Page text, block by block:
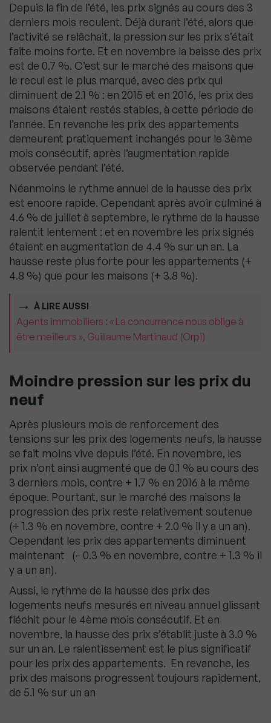
Depuis la fin de l’été, les prix signés au cours des 3
derniers mois reculent. Déjà durant l’été, alors que
l’activité se relâchait, la pression sur les prix s’était
faite moins forte. Et en novembre la baisse des prix
est de 0.7 %. C’est sur le marché des maisons que
le recul est le plus marqué, avec des prix qui
diminuent de 2.1 % : en 2015 et en 2016, les prix des
maisons étaient restés stables, à cette période de
l’année. En revanche les prix des appartements
demeurent pratiquement inchangés pour le 3ème
mois consécutif, après l’augmentation rapide
observée pendant l’été.
Néanmoins le rythme annuel de la hausse des prix
est encore rapide. Cependant après avoir culminé à
4.6 % de juillet à septembre, le rythme de la hausse
ralentit lentement : et en novembre les prix signés
étaient en augmentation de 4.4 % sur un an. La
hausse reste plus forte pour les appartements (+
4.8 %) que pour les maisons (+ 3.8 %).
À LIRE AUSSI
Agents immobiliers : « La concurrence nous oblige à
être meilleurs », Guillaume Martinaud (Orpi)
Moindre pression sur les prix du
neuf
Après plusieurs mois de renforcement des
tensions sur les prix des logements neufs, la hausse
se fait moins vive depuis l’été. En novembre, les
prix n’ont ainsi augmenté que de 0.1 % au cours des
3 derniers mois, contre + 1.7 % en 2016 à la même
époque. Pourtant, sur le marché des maisons la
progression des prix reste relativement soutenue
(+ 1.3 % en novembre, contre + 2.0 % il y a un an).
Cependant les prix des appartements diminuent
maintenant (- 0.3 % en novembre, contre + 1.3 % il
y a un an).
Aussi, le rythme de la hausse des prix des
logements neufs mesurés en niveau annuel glissant
fléchit pour le 4ème mois consécutif. Et en
novembre, la hausse des prix s’établit juste à 3.0 %
sur un an. Le ralentissement est le plus significatif
pour les prix des appartements. En revanche, les
prix des maisons progressent toujours rapidement,
de 5.1 % sur un an